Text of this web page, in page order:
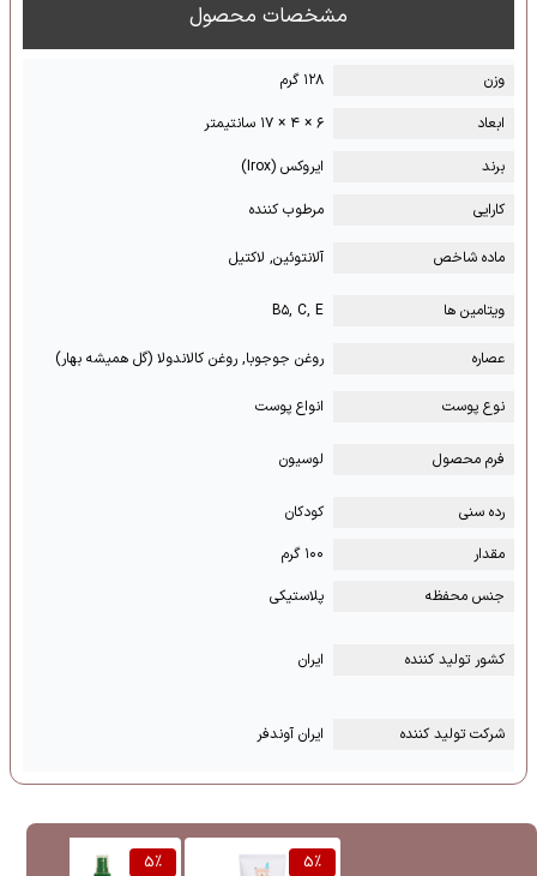
مشخصات محصول
وزن
۱۲۸ گرم
ابعاد
۶ × ۴ × ۱۷ سانتیمتر
برند
ایروکس (Irox)
کارایی
مرطوب کننده
ماده شاخص آلانتوئین, لاکتیل
ویتامین ها B۵, C, E
عصاره روغن جوجوبا, روغن کالاندولا (گل همیشه بهار)
نوع پوست انواع پوست
فرم محصول لوسیون
رده سنی
کودکان
مقدار
۱۰۰ گرم
جنس محفظه
پلاستیکی
کشور تولید کننده ایران
شرکت تولید کننده ایران آوندفر
5%
5%